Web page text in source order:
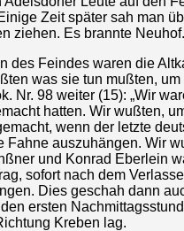
Zeit später sah man
ziehen. Es brannte
des Feindes waren die
was sie tun mußten,
Nr. 98 weiter (15): „Wir
hatten. Wir wußten,
wenn der letzte
Fahne auszuhängen. Wir
und Konrad Eberlein
sofort nach dem
Dies geschah dann
ersten
Kreben lag.